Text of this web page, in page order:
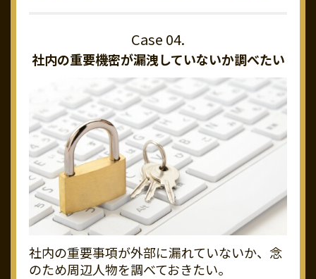
社内の重要機密が漏洩していないか調べたい
社内の重要事項が外部に漏れていないか、念
のため周辺人物を調べておきたい。